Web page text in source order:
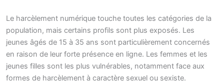
Le harcèlement numérique touche toutes les catégories de la
population, mais certains profils sont plus exposés. Les
jeunes âgés de 15 à 35 ans sont particulièrement concernés
en raison de leur forte présence en ligne. Les femmes et les
jeunes filles sont les plus vulnérables, notamment face aux
formes de harcèlement à caractère sexuel ou sexiste.